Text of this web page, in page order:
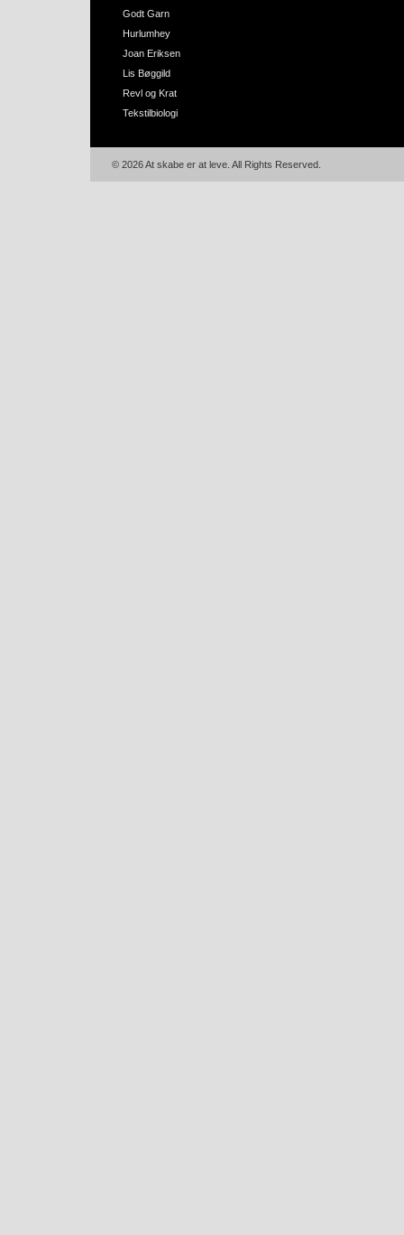
Godt Garn
Hurlumhey
Joan Eriksen
Lis Bøggild
Revl og Krat
Tekstilbiologi
© 2026 At skabe er at leve. All Rights Reserved.